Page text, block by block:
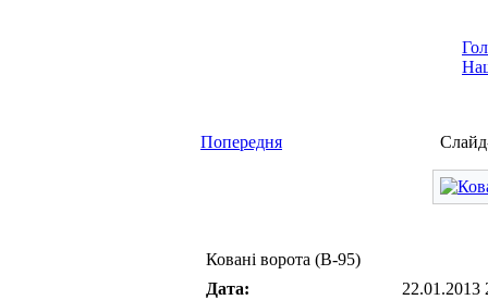
Попередня
Ковані ворота (В-95)
Дата:
22.01.2013